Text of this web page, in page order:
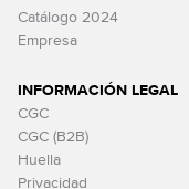
Catálogo 2024
Empresa
INFORMACIÓN LEGAL
CGC
CGC (B2B)
Huella
Privacidad